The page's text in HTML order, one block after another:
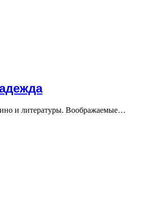
и литературы. Воображаемые…